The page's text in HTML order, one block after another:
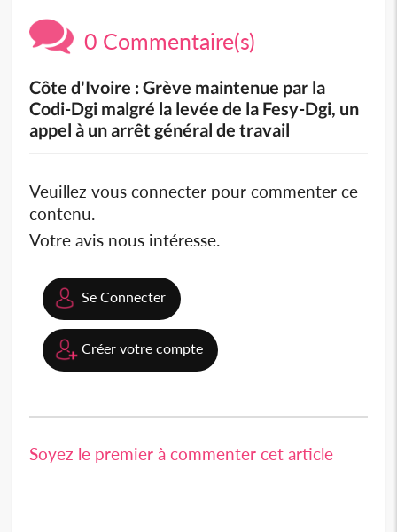
0 Commentaire(s)
Côte d'Ivoire : Grève maintenue par la
Codi-Dgi malgré la levée de la Fesy-Dgi, un
appel à un arrêt général de travail
Veuillez vous connecter pour commenter ce
contenu.
Votre avis nous intéresse.
Se Connecter
Créer votre compte
Soyez le premier à commenter cet article